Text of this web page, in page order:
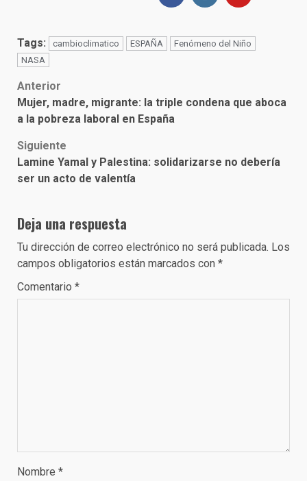
Tags: cambioclimatico ESPAÑA
Fenómeno del Niño
NASA
Post
navigation
Anterior
Mujer, madre, migrante: la triple condena que aboca
a la pobreza laboral en España
Siguiente
Lamine Yamal y Palestina: solidarizarse no debería
ser un acto de valentía
Deja una respuesta
Tu dirección de correo electrónico no será publicada. Los
campos obligatorios están marcados con *
Comentario *
Nombre *